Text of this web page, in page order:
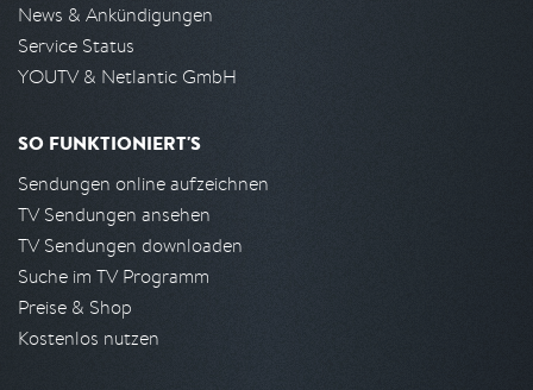
News & Ankündigungen
Service Status
YOUTV & Netlantic GmbH
SO FUNKTIONIERT'S
Sendungen online aufzeichnen
TV Sendungen ansehen
TV Sendungen downloaden
Suche im TV Programm
Preise & Shop
Kostenlos nutzen